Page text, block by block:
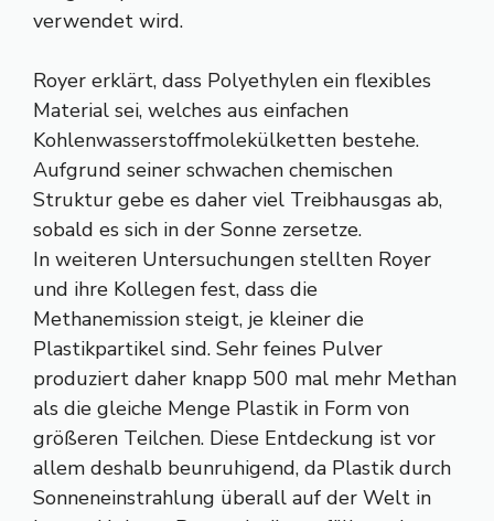
verwendet wird.
Royer erklärt, dass Polyethylen ein flexibles
Material sei, welches aus einfachen
Kohlenwasserstoffmolekülketten bestehe.
Aufgrund seiner schwachen chemischen
Struktur gebe es daher viel Treibhausgas ab,
sobald es sich in der Sonne zersetze.
In weiteren Untersuchungen stellten Royer
und ihre Kollegen fest, dass die
Methanemission steigt, je kleiner die
Plastikpartikel sind. Sehr feines Pulver
produziert daher knapp 500 mal mehr Methan
als die gleiche Menge Plastik in Form von
größeren Teilchen. Diese Entdeckung ist vor
allem deshalb beunruhigend, da Plastik durch
Sonneneinstrahlung überall auf der Welt in